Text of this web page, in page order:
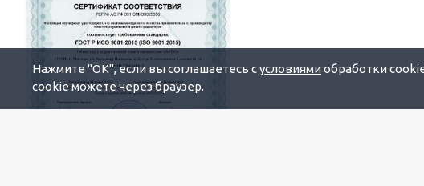
Нажмите "OK", если вы соглашаетесь сусловиямиобработки
cookie можете через браузер.